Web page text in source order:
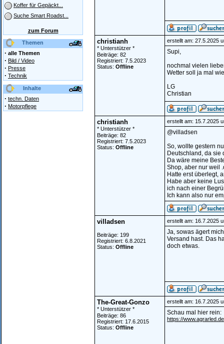
Koffer für Gepäckt...
Suche Smart Roadst...
zum Forum
Themen
· alle Themen
· Bild / Video
· Presse
· Technik
Inhalte
· techn. Daten
· Motorpflege
christianh
* Unterstützer *
Beiträge: 82
Registriert: 7.5.2023
Status: Offline
erstellt am: 27.5.2025
Supi,
nochmal vielen
Wetter soll ja mal
LG
Christian
christianh
* Unterstützer *
Beiträge: 82
Registriert: 7.5.2023
Status: Offline
erstellt am: 15.7.2025
@villadsen
So, wollte gestern
Deutschland, da sie
Da wäre meine
Shop, aber nur weil
Hatte erst überlegt,
Habe aber keine
ich nach einer
Ich kann also nur
villadsen
Beiträge: 199
Registriert: 6.8.2021
Status: Offline
erstellt am: 16.7.2025
Ja, sowas ägert
Versand hast. Das
doch etwas.
The-Great-Gonzo
* Unterstützer *
Beiträge: 86
Registriert: 17.6.2015
Status: Offline
erstellt am: 16.7.2025
Schau mal hier rein:
https://www.agrarled.de